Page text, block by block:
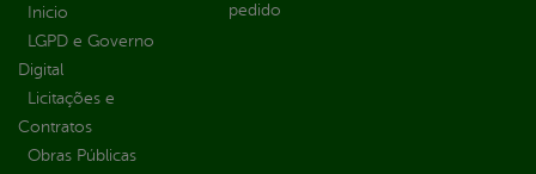
Inicio
LGPD e Governo
Digital
Licitações e
Contratos
Obras Públicas
pedido